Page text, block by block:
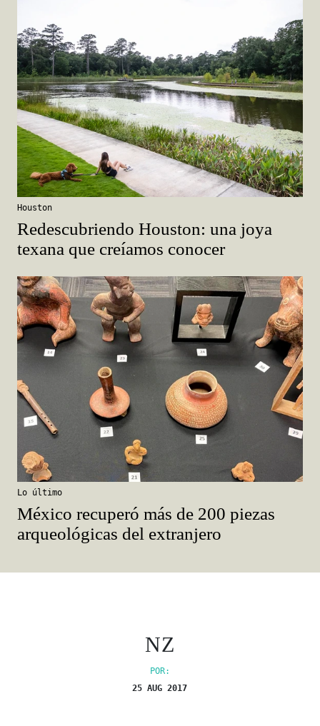
Houston
Redescubriendo Houston: una joya
texana que creíamos conocer
Lo último
México recuperó más de 200 piezas
arqueológicas del extranjero
NZ
POR:
25 AUG 2017